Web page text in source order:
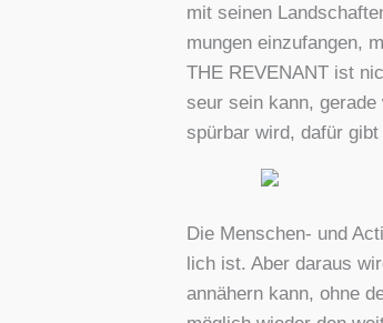
mit sei­nen
mun­gen ein­zu­fan­gen,
THE REVENANT ist
seur sein kann,
spür­bar wird, dafür
Die Men­schen- und
lich ist. Aber dar­aus
annä­hern kann, ohne